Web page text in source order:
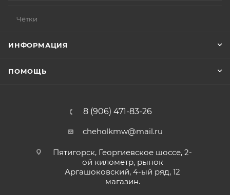
Чётки
ИНФОРМАЦИЯ
ПОМОЩЬ
8 (906) 471-83-26
cheholkmw@mail.ru
Пятигорск, Георгиевское шоссе, 2-
ой километр, рынок
Аргашоковский, 4-ый ряд, 12
магазин.